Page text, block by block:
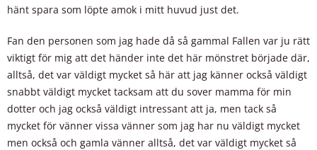
hänt spara som löpte amok i mitt huvud just det.
Fan den personen som jag hade då så gammal Fallen var ju rätt
viktigt för mig att det händer inte det här mönstret började där,
alltså, det var väldigt mycket så här att jag känner också väldigt
snabbt väldigt mycket tacksam att du sover mamma för min
dotter och jag också väldigt intressant att ja, men tack så
mycket för vänner vissa vänner som jag har nu väldigt mycket
men också och gamla vänner alltså, det var väldigt mycket så